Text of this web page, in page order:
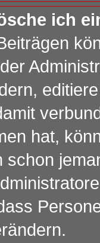
ich
hat,
schon